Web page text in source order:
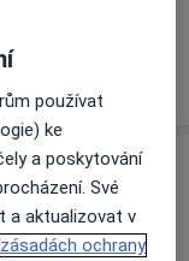
informace o
používat
ke
a poskytování
Své
a aktualizovat v
zásadách ochrany